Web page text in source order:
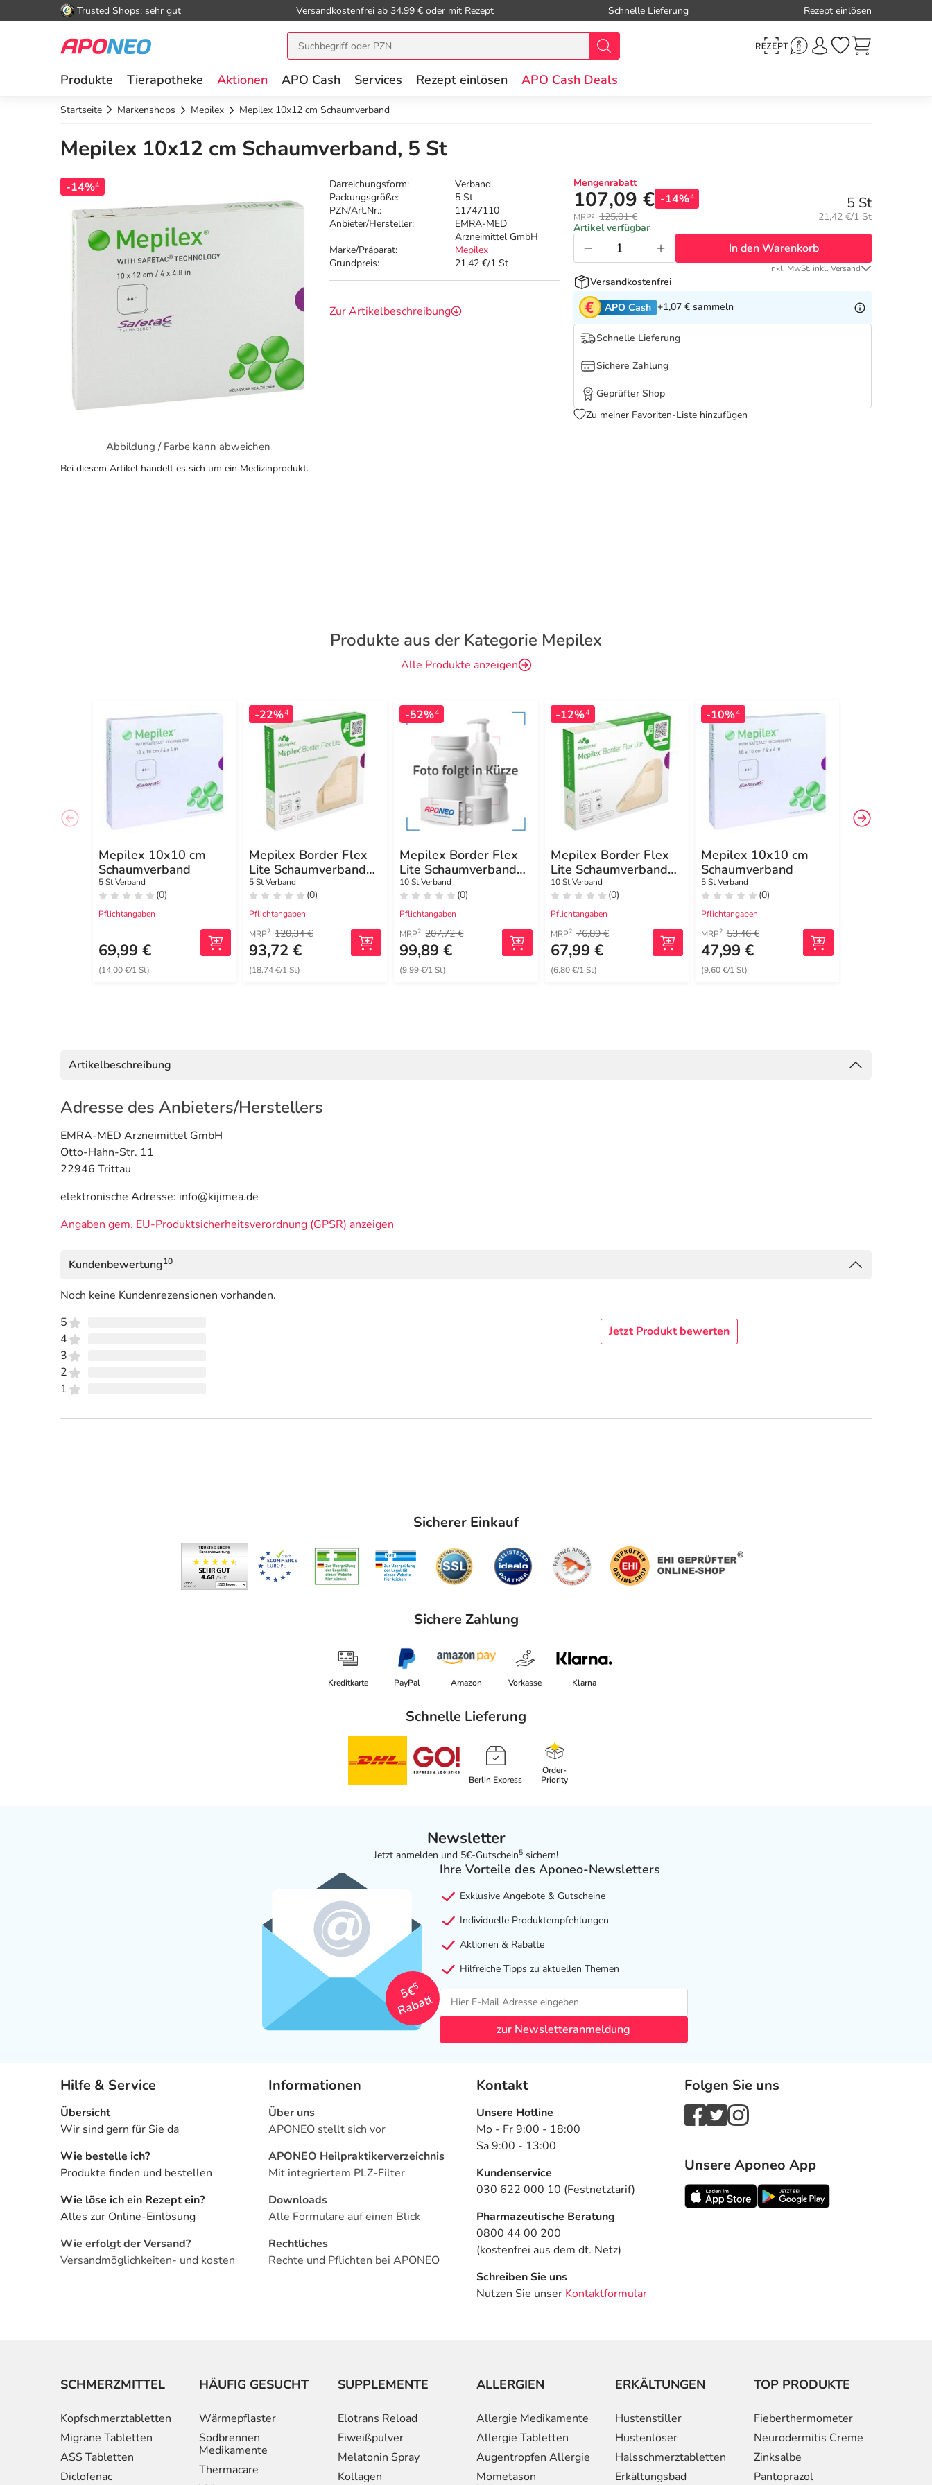
Trusted Shops: sehr gut Versandkostenfrei ab 34.99 € oder mit Rezept Schnelle Lieferung Rezept einlösen
Produkte Tierapotheke Aktionen APO Cash Services Rezept einlösen APO Cash Deals
Startseite Markenshops Mepilex Mepilex 10x12 cm Schaumverband
Mepilex 10x12 cm Schaumverband, 5 St
-14%4
Abbildung / Farbe kann abweichen
Darreichungsform:
Verband
Packungsgröße:
5 St
PZN/Art.Nr.:
11747110
Anbieter/Hersteller:
EMRA-MED
Arzneimittel GmbH
Marke/Präparat:
Mepilex
Grundpreis:
21,42 €/1 St
Zur Artikelbeschreibung
Mengenrabatt
107,09 € -14%4
MRP² 125,01 €
5 St
Grundpreis:
21,42 €/1 St
Artikel verfügbar
In den Warenkorb
inkl. MwSt. inkl. Versand
Versandkostenfrei
APO Cash +1,07 € sammeln
Schnelle Lieferung
Sichere Zahlung
Geprüfter Shop
Zu meiner Favoriten-Liste hinzufügen
Bei diesem Artikel handelt es sich um ein Medizinprodukt.
Produkte aus der Kategorie Mepilex
Alle Produkte anzeigen
Mepilex 10x10 cm
Schaumverband
5 St Verband
(0)
Pflichtangaben
69,99 €
(14,00 €/1 St)
-22%4
Mepilex Border Flex
Lite Schaumverband
10x10 cm
5 St Verband
(0)
Pflichtangaben
MRP2 120,34 €
93,72 €
(18,74 €/1 St)
-52%4
Mepilex Border Flex
Lite Schaumverband
10x10 cm
10 St Verband
(0)
Pflichtangaben
MRP2 207,72 €
99,89 €
(9,99 €/1 St)
-12%4
Mepilex Border Flex
Lite Schaumverband
4x5 cm
10 St Verband
(0)
Pflichtangaben
MRP2 76,89 €
67,99 €
(6,80 €/1 St)
-10%4
Mepilex 10x10 cm
Schaumverband
5 St Verband
(0)
Pflichtangaben
MRP2 53,46 €
47,99 €
(9,60 €/1 St)
Artikelbeschreibung
Adresse des Anbieters/Herstellers
EMRA-MED Arzneimittel GmbH
Otto-Hahn-Str. 11
22946 Trittau
elektronische Adresse: info@kijimea.de
Angaben gem. EU-Produktsicherheitsverordnung (GPSR) anzeigen
Kundenbewertung10
Noch keine Kundenrezensionen vorhanden.
5
4
3
2
1
Jetzt Produkt bewerten
Sicherer Einkauf
Sichere Zahlung
Kreditkarte PayPal Amazon Vorkasse Klarna
Schnelle Lieferung
Berlin Express
Order-
Priority
Newsletter
Jetzt anmelden und 5€-Gutschein5 sichern!
5€
5
Rabatt
Ihre Vorteile des Aponeo-Newsletters
Exklusive Angebote & Gutscheine
Individuelle Produktempfehlungen
Aktionen & Rabatte
Hilfreiche Tipps zu aktuellen Themen
zur Newsletteranmeldung
Hilfe & Service
Übersicht
Wir sind gern für Sie da
Wie bestelle ich?
Produkte finden und bestellen
Wie löse ich ein Rezept ein?
Alles zur Online-Einlösung
Wie erfolgt der Versand?
Versandmöglichkeiten- und kosten
Informationen
Über uns
APONEO stellt sich vor
APONEO Heilpraktikerverzeichnis
Mit integriertem PLZ-Filter
Downloads
Alle Formulare auf einen Blick
Rechtliches
Rechte und Pflichten bei APONEO
Kontakt
Unsere Hotline
Mo - Fr 9:00 - 18:00
Sa 9:00 - 13:00
Kundenservice
030 622 000 10 (Festnetztarif)
Pharmazeutische Beratung
0800 44 00 200
(kostenfrei aus dem dt. Netz)
Schreiben Sie uns
Nutzen Sie unser Kontaktformular
Folgen Sie uns
Unsere Aponeo App
SCHMERZMITTEL
Kopfschmerztabletten
Migräne Tabletten
ASS Tabletten
Diclofenac
HÄUFIG GESUCHT
Wärmepflaster
Sodbrennen
Medikamente
Thermacare
SUPPLEMENTE
Elotrans Reload
Eiweißpulver
Melatonin Spray
Kollagen
ALLERGIEN
Allergie Medikamente
Allergie Tabletten
Augentropfen Allergie
Mometason
ERKÄLTUNGEN
Hustenstiller
Hustenlöser
Halsschmerztabletten
Erkältungsbad
TOP PRODUKTE
Fieberthermometer
Neurodermitis Creme
Zinksalbe
Pantoprazol